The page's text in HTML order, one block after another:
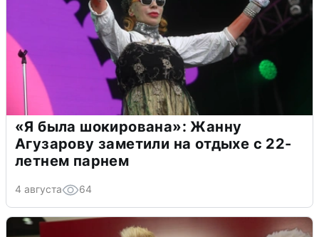
«Я была шокирована»: Жанну
Агузарову заметили на отдыхе с 22-
летнем парнем
4 августа 64